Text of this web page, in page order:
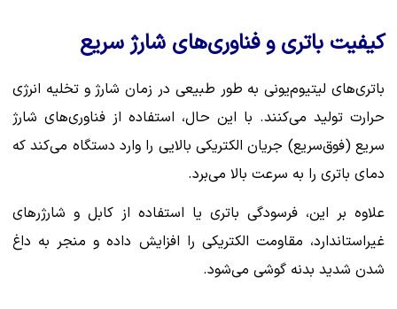
کیفیت باتری و فناوری‌های شارژ سریع
باتری‌های لیتیوم‌یونی به طور طبیعی در زمان شارژ و تخلیه انرژی
حرارت تولید می‌کنند. با این حال، استفاده از فناوری‌های شارژ
سریع (فوق‌سریع) جریان الکتریکی بالایی را وارد دستگاه می‌کند که
دمای باتری را به سرعت بالا می‌برد.
علاوه بر این، فرسودگی باتری یا استفاده از کابل و شارژرهای
غیراستاندارد، مقاومت الکتریکی را افزایش داده و منجر به داغ
شدن شدید بدنه گوشی می‌شود.